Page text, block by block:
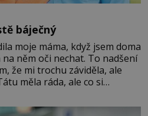
báječný
moje máma, když jsem doma
něm oči nechat. To nadšení
že mi trochu záviděla, ale
měla ráda, ale co si
byla jiná doba, když